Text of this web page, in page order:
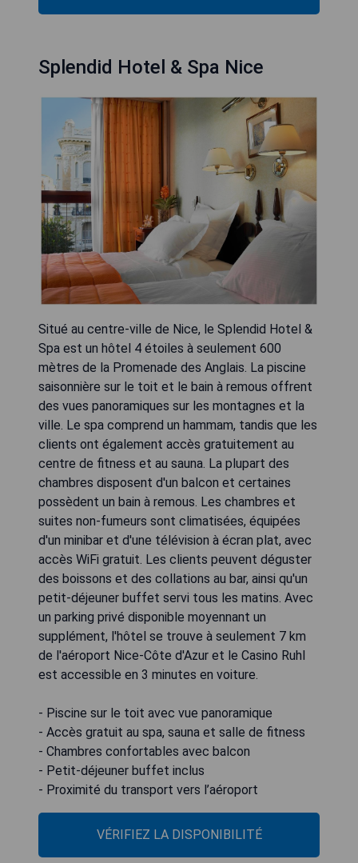
Splendid Hotel & Spa Nice
Situé au centre-ville de Nice, le Splendid Hotel &
Spa est un hôtel 4 étoiles à seulement 600
mètres de la Promenade des Anglais. La piscine
saisonnière sur le toit et le bain à remous offrent
des vues panoramiques sur les montagnes et la
ville. Le spa comprend un hammam, tandis que les
clients ont également accès gratuitement au
centre de fitness et au sauna. La plupart des
chambres disposent d'un balcon et certaines
possèdent un bain à remous. Les chambres et
suites non-fumeurs sont climatisées, équipées
d'un minibar et d'une télévision à écran plat, avec
accès WiFi gratuit. Les clients peuvent déguster
des boissons et des collations au bar, ainsi qu'un
petit-déjeuner buffet servi tous les matins. Avec
un parking privé disponible moyennant un
supplément, l'hôtel se trouve à seulement 7 km
de l'aéroport Nice-Côte d'Azur et le Casino Ruhl
est accessible en 3 minutes en voiture.
- Piscine sur le toit avec vue panoramique
- Accès gratuit au spa, sauna et salle de fitness
- Chambres confortables avec balcon
- Petit-déjeuner buffet inclus
- Proximité du transport vers l’aéroport
VÉRIFIEZ LA DISPONIBILITÉ